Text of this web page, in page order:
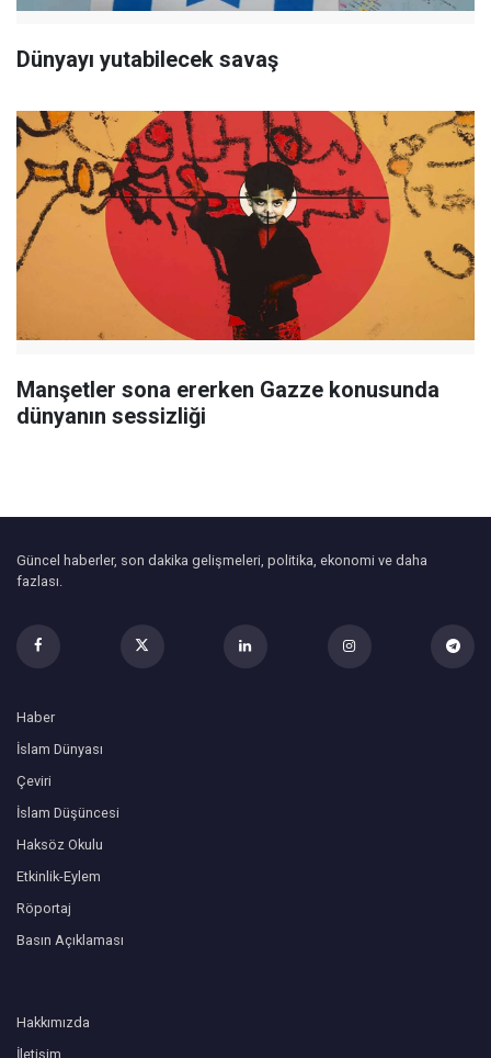
Dünyayı yutabilecek savaş
Manşetler sona ererken Gazze konusunda
dünyanın sessizliği
Güncel haberler, son dakika gelişmeleri, politika, ekonomi ve daha
fazlası.
Haber
İslam Dünyası
Çeviri
İslam Düşüncesi
Haksöz Okulu
Etkinlik-Eylem
Röportaj
Basın Açıklaması
Hakkımızda
İletişim